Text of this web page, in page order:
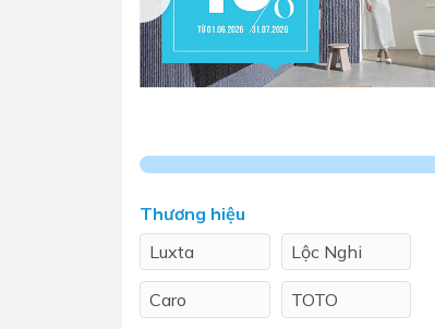
Vòi chậu - vòi hồ - vòi gắn tường
Máy sấy tay
Lavabo tủ - Lavabo kính
Thương hiệu
Luxta
Lộc Nghi
Caro TOTO